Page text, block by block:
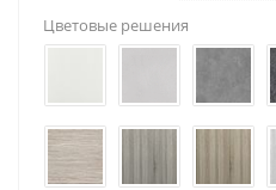
Цветовые решения